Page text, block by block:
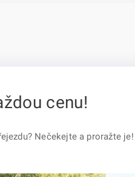
cenu!
Nečekejte a proražte